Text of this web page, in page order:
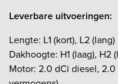
Leverbare uitvoeringen:
Lengte: L1 (kort), L2 (lang)
Dakhoogte: H1 (laag), H2
Motor: 2.0 dCi diesel,